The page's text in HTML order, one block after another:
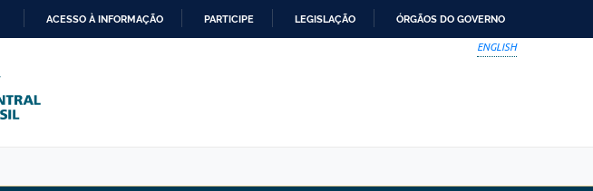
ACESSO À INFORMAÇÃO PARTICIPE LEGISLAÇÃO ÓRGÃOS DO GOVERNO
ENGLISH